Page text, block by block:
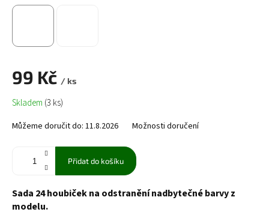
99 Kč / ks
Měrná
cena:
Skladem (3 ks)
Můžeme doručit do: 11.8.2026 Možnosti doručení
Přidat do košíku
Sada 24 houbiček na odstranění nadbytečné barvy z
modelu.